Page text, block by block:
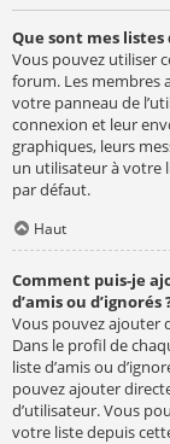
Que sont mes listes
Vous pouvez utiliser
forum. Les membres
votre panneau de
connexion et leur
graphiques, leurs
un utilisateur à votre
par défaut.
Haut
Comment puis-je
d’amis ou d’ignorés
Vous pouvez ajouter
Dans le profil de
liste d’amis ou
pouvez ajouter
d’utilisateur. Vous
votre liste depuis